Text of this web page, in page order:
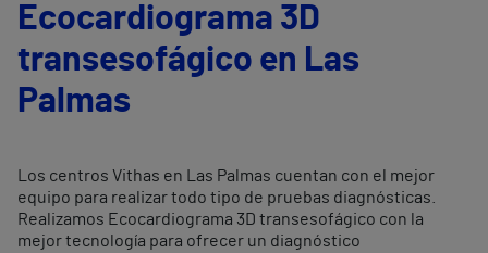
Ecocardiograma 3D
transesofágico en Las
Palmas
Los centros Vithas en Las Palmas cuentan con el mejor
equipo para realizar todo tipo de pruebas diagnósticas.
Realizamos Ecocardiograma 3D transesofágico con la
mejor tecnología para ofrecer un diagnóstico